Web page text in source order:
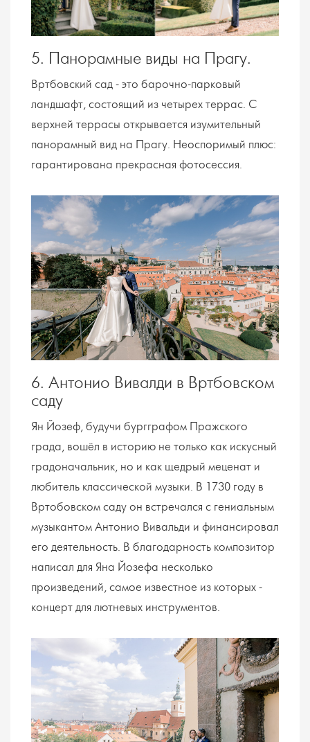
5. Панорамные виды на Прагу.
Вртбовский сад - это барочно-парковый
ландшафт, состоящий из четырех террас. С
верхней террасы открывается изумительный
панорамный вид на Прагу. Неоспоримый плюс:
гарантирована прекрасная фотосессия.
6. Антонио Вивалди в Вртбовском
саду
Ян Йозеф, будучи бургграфом Пражского
града, вошёл в историю не только как искусный
градоначальник, но и как щедрый меценат и
любитель классической музыки. В 1730 году в
Вртобовском саду он встречался с гениальным
музыкантом Антонио Вивальди и финансировал
его деятельность. В благодарность композитор
написал для Яна Йозефа несколько
произведений, самое известное из которых -
концерт для лютневых инструментов.